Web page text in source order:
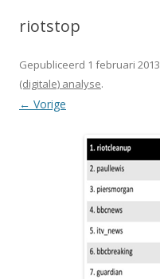
riotstop
Gepubliceerd 1 februari 2013
(digitale) analyse.
← Vorige